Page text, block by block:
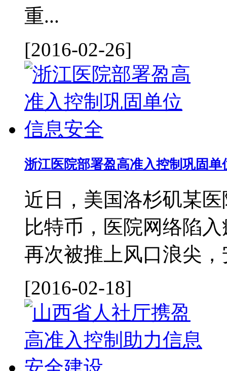
重...
[2016-02-26]
浙江医院部署盈高准入控制巩固单
近日，美国洛杉矶某
比特币，医院网络陷
再次被推上风口浪尖
[2016-02-18]